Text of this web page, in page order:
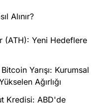
Alınır?
(ATH): Yeni Hedeflere
Yarışı: Kurumsal
Ağırlığı
Kredisi: ABD'de